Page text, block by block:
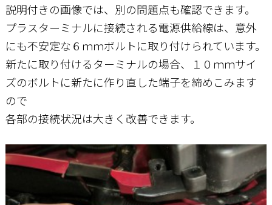
説明付きの画像では、別の問題点も確認できます。
プラスターミナルに接続される電源供給線は、意外
にも不安定な６ｍｍボルトに取り付けられています。
新たに取り付けるターミナルの場合、１０ｍｍサイ
ズのボルトに新たに作り直した端子を締めこみます
ので
各部の接続状況は大きく改善できます。